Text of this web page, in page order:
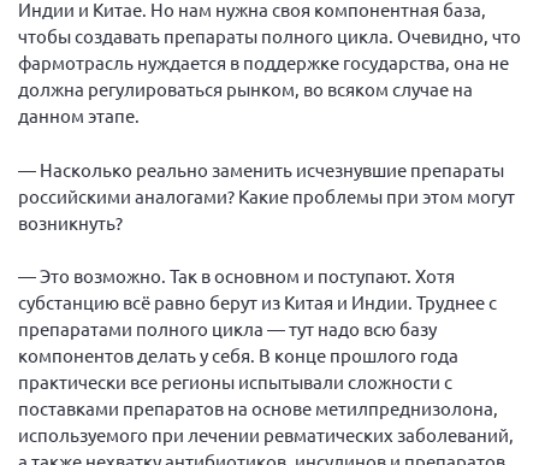
Индии и Китае. Но нам нужна своя компонентная база,
чтобы создавать препараты полного цикла. Очевидно, что
фармотрасль нуждается в поддержке государства, она не
должна регулироваться рынком, во всяком случае на
данном этапе.
— Насколько реально заменить исчезнувшие препараты
российскими аналогами? Какие проблемы при этом могут
возникнуть?
— Это возможно. Так в основном и поступают. Хотя
субстанцию всё равно берут из Китая и Индии. Труднее с
препаратами полного цикла — тут надо всю базу
компонентов делать у себя. В конце прошлого года
практически все регионы испытывали сложности с
поставками препаратов на основе метилпреднизолона,
используемого при лечении ревматических заболеваний,